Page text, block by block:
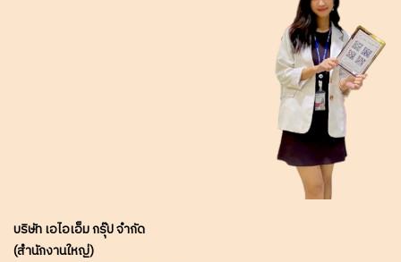
บริษัท เอไอเอ็ม กรุ๊ป จำกัด
(สำนักงานใหญ่)